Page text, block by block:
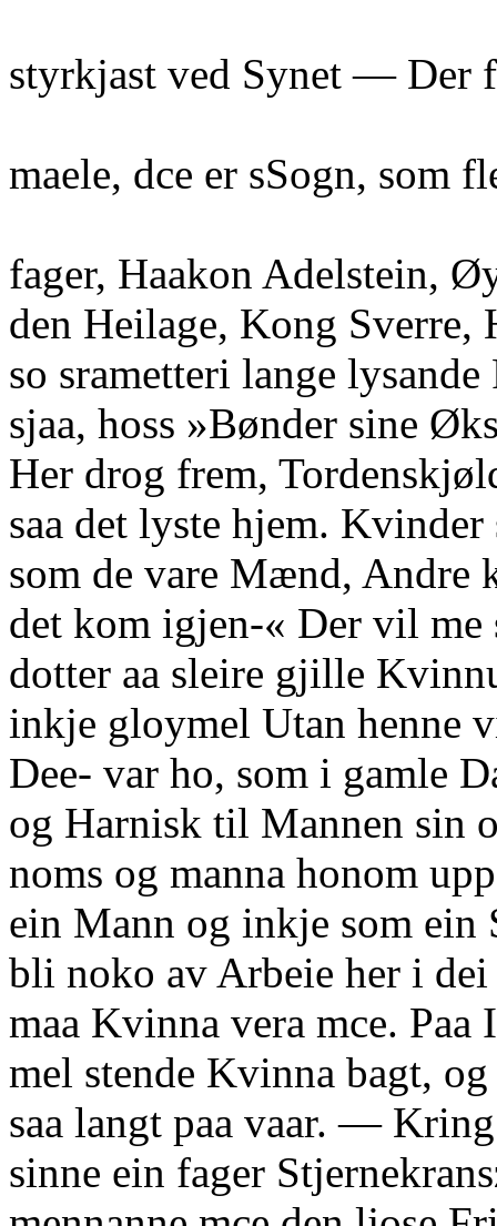
styrkjast ved Synet — Der
maele, dce er sSogn, som
fager, Haakon Adelstein,
den Heilage, Kong Sverre,
so srametteri lange
sjaa, hoss »Bønder sine
Her drog frem,
saa det lyste hjem.
som de vare Mænd, Andre
det kom igjen-« Der vil
dotter aa sleire gjille
inkje gloymel Utan henne
Dee- var ho, som i gamle
og Harnisk til Mannen sin
noms og manna honom
ein Mann og inkje som ein
bli noko av Arbeie her i dei
maa Kvinna vera mce.
mel stende Kvinna bagt,
saa langt paa vaar. —
sinne ein fager